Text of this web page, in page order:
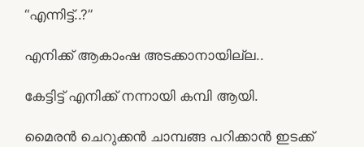
“എന്നിട്ട്..?”
എനിക്ക് ആകാംഷ അടക്കാനായില്ല..
കേട്ടിട്ട് എനിക്ക് നന്നായി കമ്പി ആയി.
മൈരൻ ചെറുക്കൻ ചാമ്പങ്ങ പറിക്കാൻ ഇടക്ക്